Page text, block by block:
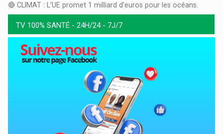
🔴 CLIMAT : L’UE promet 1 milliard d’euros pour les océans.
TV 100% SANTÉ - 24H/24 - 7J/7